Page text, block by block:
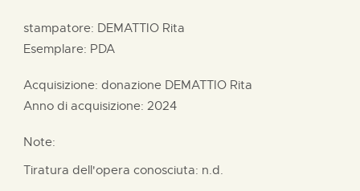
stampatore: DEMATTIO Rita
Esemplare: PDA
Acquisizione: donazione DEMATTIO Rita
Anno di acquisizione: 2024
Note:
Tiratura dell'opera conosciuta: n.d.